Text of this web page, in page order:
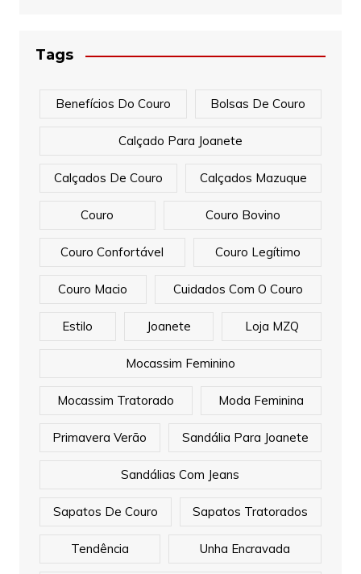
Tags
Benefícios Do Couro Bolsas De Couro
Calçado Para Joanete
Calçados De Couro Calçados Mazuque
Couro Couro Bovino
Couro Confortável Couro Legítimo
Couro Macio Cuidados Com O Couro
Estilo Joanete Loja MZQ
Mocassim Feminino
Mocassim Tratorado Moda Feminina
Primavera Verão Sandália Para Joanete
Sandálias Com Jeans
Sapatos De Couro Sapatos Tratorados
Tendência Unha Encravada